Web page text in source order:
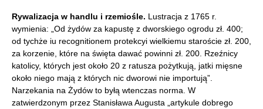
Rywalizacja w handlu i rzemiośle. Lustracja z 1765 r.
wymienia: „Od żydów za kapustę z dworskiego ogrodu zł. 400;
od tychże iu recognitionem protekcyi wielkiemu staroście zł. 200,
za korzenie, które na święta dawać powinni zł. 200. Rzeźnicy
katolicy, których jest około 20 z ratusza pożytkują, jatki mięsne
około niego mają z których nic dworowi nie importują”.
Narzekania na Żydów to byłą wtenczas norma. W
zatwierdzonym przez Stanisława Augusta „artykule dobrego